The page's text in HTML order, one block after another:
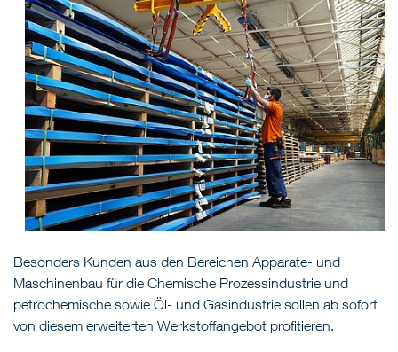
Besonders Kunden aus den Bereichen Apparate- und
Maschinenbau für die Chemische Prozessindustrie und
petrochemische sowie Öl- und Gasindustrie sollen ab sofort
von diesem erweiterten Werkstoffangebot profitieren.